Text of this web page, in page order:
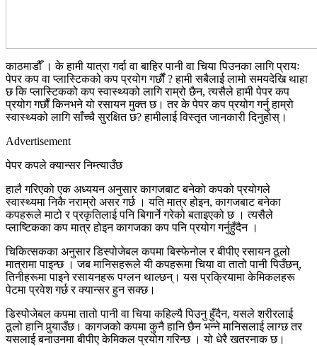
काठमाडौँ । के हामी यात्रा गर्दा वा बाहिर पानी वा चिया पिउनका लागि प्रायः
पेपर कप वा प्लास्टिकको कप प्रयोग गर्छौं ? हामी सबैलाई लामो समयदेखि थाहा
छ कि प्लास्टिकको कप स्वास्थ्यको लागि राम्रो छैन, त्यसैले हामी पेपर कप
प्रयोग गर्छौं किनभने यो रसायन मुक्त छ। तर के पेपर कप प्रयोग गर्नु हाम्रो
स्वास्थ्यको लागि साँच्चै सुरक्षित छ? हामीलाई विस्तृत जानकारी दिनुहोस्।
Advertisement
पेपर कपले क्यान्सर निम्त्याउँछ
हालै गरिएको एक अध्ययन अनुसार कागजबाट बनेको कपको प्रयोगले
स्वास्थ्यमा निकै नराम्रो असर गर्छ । यति मात्र होइन, कागजबाट बनेका
कपहरूले माटो र प्रकृतिलाई पनि बिगार्ने गरेको बताइएको छ । त्यसैले
प्लाष्टिकका कप मात्र होइन कागजका कप पनि प्रयोग गर्नुहुँदैन ।
चिकित्सकका अनुसार डिस्पोजेबल कपमा बिस्फेनोल र बीपीए रसायन ठूलो
मात्रामा पाइन्छ । जब मानिसहरूले यी कपहरूमा चिया वा तातो पानी पिउँछन्,
तिनीहरूमा पाइने रसायनहरू पग्लन थाल्छन्। यस प्रक्रियामा केमिकलहरू
पेटमा प्रवेश गर्छ र क्यान्सर हुन सक्छ।
डिस्पोजेबल कपमा तातो पानी वा चिया कहिल्यै पिउनु हुँदैन, यसले शरीरलाई
ठूलो हानि पुर्‍याउँछ। कागजको कपमा कुनै हानि छैन भन्ने मानिसलाई लाग्छ तर
यसलाई बनाउनमा बीपीए केमिकल प्रयोग गरिन्छ । यो धेरै खतरनाक छ।